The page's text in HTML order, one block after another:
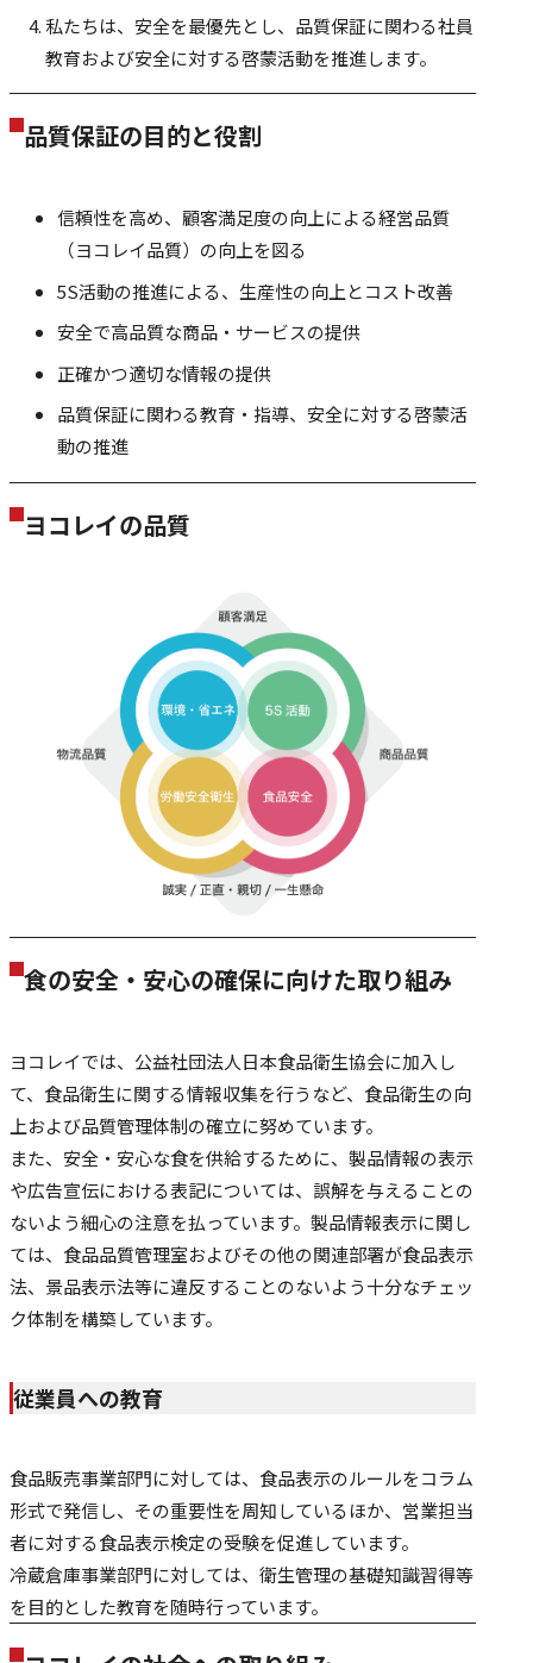
私たちは、安全を最優先とし、品質保証に関わる社員
教育および安全に対する啓蒙活動を推進します。
品質保証の目的と役割
信頼性を高め、顧客満足度の向上による経営品質
（ヨコレイ品質）の向上を図る
5S活動の推進による、生産性の向上とコスト改善
安全で高品質な商品・サービスの提供
正確かつ適切な情報の提供
品質保証に関わる教育・指導、安全に対する啓蒙活
動の推進
ヨコレイの品質
食の安全・安心の確保に向けた取り組み
ヨコレイでは、公益社団法人日本食品衛生協会に加入し
て、食品衛生に関する情報収集を行うなど、食品衛生の向
上および品質管理体制の確立に努めています。
また、安全・安心な食を供給するために、製品情報の表示
や広告宣伝における表記については、誤解を与えることの
ないよう細心の注意を払っています。製品情報表示に関し
ては、食品品質管理室およびその他の関連部署が食品表示
法、景品表示法等に違反することのないよう十分なチェッ
ク体制を構築しています。
従業員への教育
食品販売事業部門に対しては、食品表示のルールをコラム
形式で発信し、その重要性を周知しているほか、営業担当
者に対する食品表示検定の受験を促進しています。
冷蔵倉庫事業部門に対しては、衛生管理の基礎知識習得等
を目的とした教育を随時行っています。